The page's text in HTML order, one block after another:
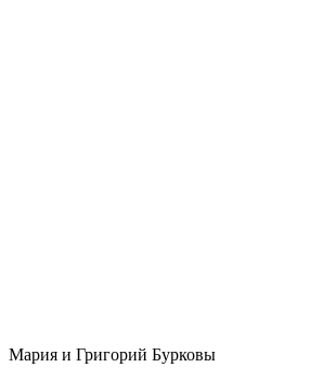
Мария и Григорий Бурковы